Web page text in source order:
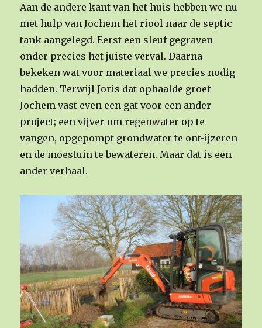
Aan de andere kant van het huis hebben we nu
met hulp van Jochem het riool naar de septic
tank aangelegd. Eerst een sleuf gegraven
onder precies het juiste verval. Daarna
bekeken wat voor materiaal we precies nodig
hadden. Terwijl Joris dat ophaalde groef
Jochem vast even een gat voor een ander
project; een vijver om regenwater op te
vangen, opgepompt grondwater te ont-ijzeren
en de moestuin te bewateren. Maar dat is een
ander verhaal.